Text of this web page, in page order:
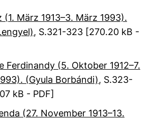
(1. März 1913–3. März 1993).
, S.321-323 [270.20 kB -
Ferdinandy (5. Oktober 1912–7.
(Gyula Borbándi), S.323-
kB - PDF]
(27. November 1913–13.